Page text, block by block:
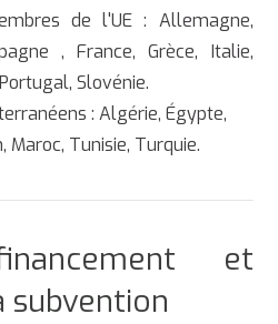
de l'UE : Allemagne,
, France, Grèce, Italie,
Slovénie.
: Algérie, Égypte,
Maroc, Tunisie, Turquie.
et
subvention